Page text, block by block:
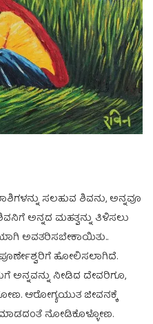
ಸಲಹುವ ಶಿವನು, ಅನ್ನವೂ
ಅನ್ನದ ಮಹತ್ವನ್ನು ತಿಳಿಸಲು
ಅವತರಿಸಬೇಕಾಯಿತು..
ಹೋಲಿಸಲಾಗಿದೆ.
ನೀಡಿದ ದೇವರಿಗೂ,
ಆರೋಗ್ಯಯುತ ಜೀವನಕ್ಕೆ
ನೋಡಿಕೊಳ್ಳೋಣ.